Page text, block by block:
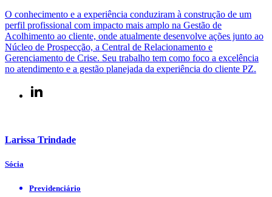
O conhecimento e a experiência conduziram à construção de um
perfil profissional com impacto mais amplo na Gestão de
Acolhimento ao cliente, onde atualmente desenvolve ações junto ao
Núcleo de Prospecção, a Central de Relacionamento e
Gerenciamento de Crise. Seu trabalho tem como foco a excelência
no atendimento e a gestão planejada da experiência do cliente PZ.
Larissa Trindade
Sócia
Previdenciário